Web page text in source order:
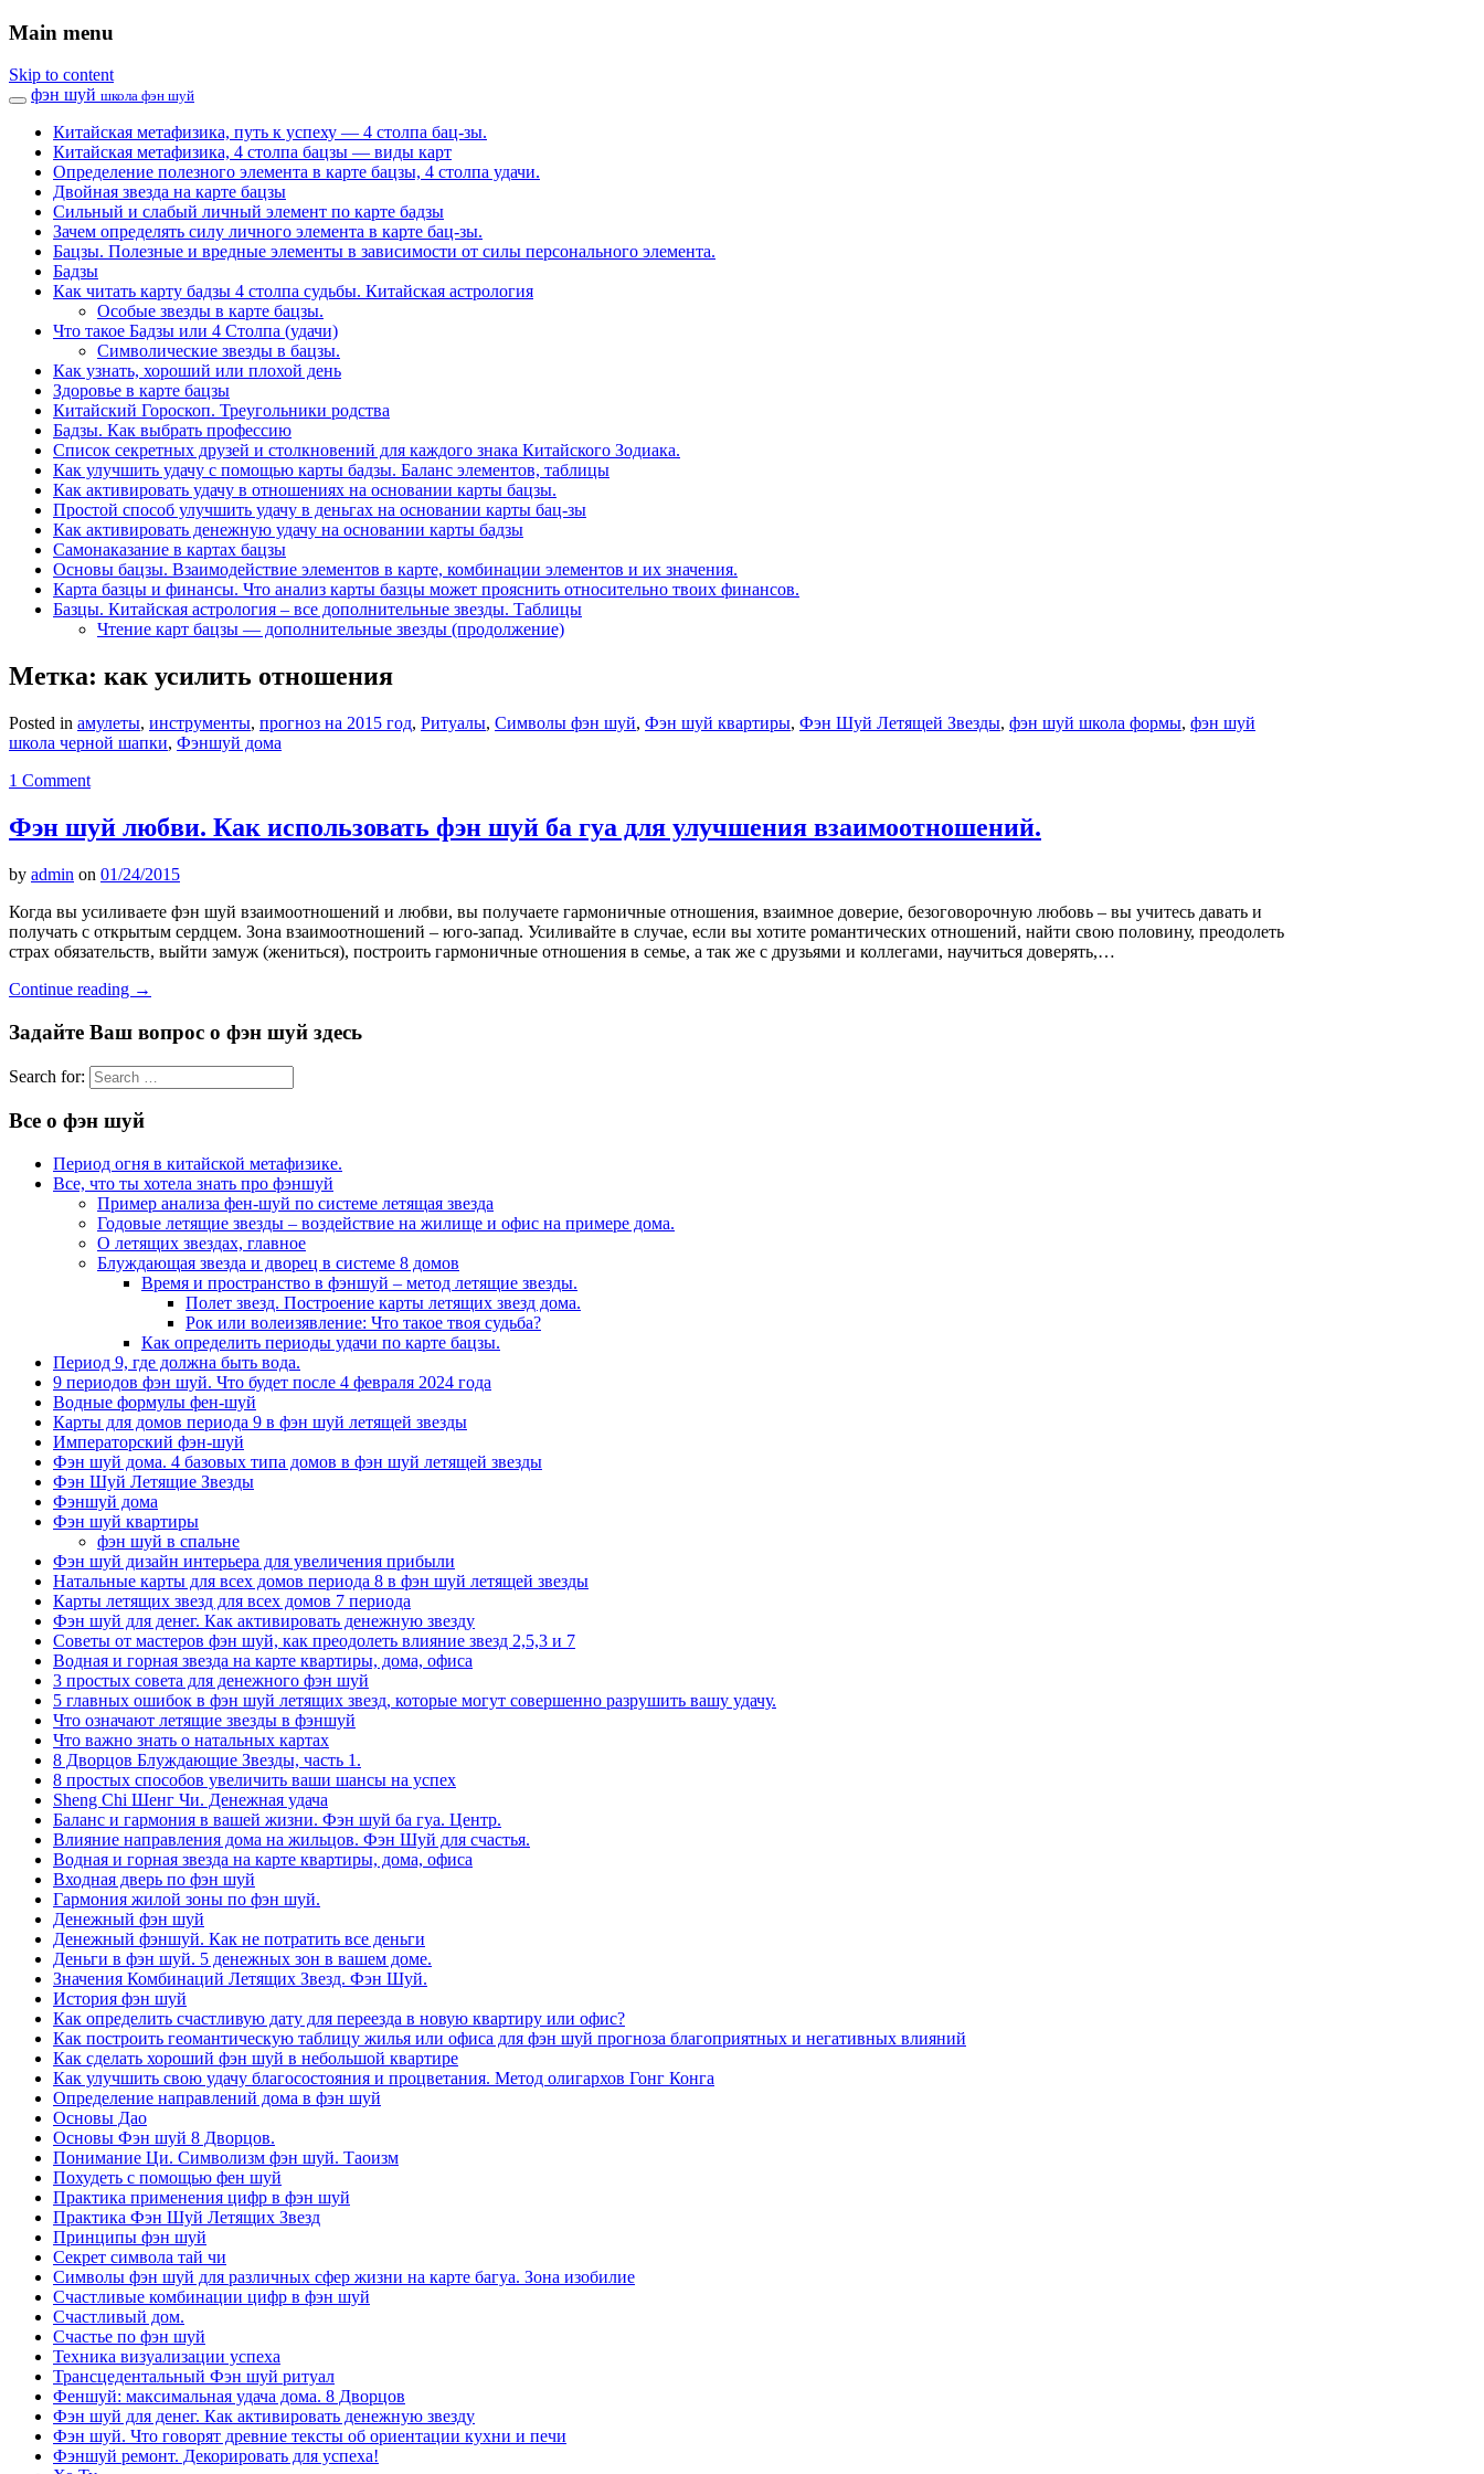
Main menu
Skip to content
фэн шуй школа фэн шуй
Китайская метафизика, путь к успеху — 4 столпа бац-зы.
Китайская метафизика, 4 столпа бацзы — виды карт
Определение полезного элемента в карте бацзы, 4 столпа удачи.
Двойная звезда на карте бацзы
Сильный и слабый личный элемент по карте бадзы
Зачем определять силу личного элемента в карте бац-зы.
Бацзы. Полезные и вредные элементы в зависимости от силы персонального элемента.
Бадзы
Как читать карту бадзы 4 столпа судьбы. Китайская астрология
Особые звезды в карте бацзы.
Что такое Бадзы или 4 Столпа (удачи)
Символические звезды в бацзы.
Как узнать, хороший или плохой день
Здоровье в карте бацзы
Китайский Гороскоп. Треугольники родства
Бадзы. Как выбрать профессию
Список секретных друзей и cтолкновений для каждого знака Китайского Зодиака.
Как улучшить удачу с помощью карты бадзы. Баланс элементов, таблицы
Как активировать удачу в отношениях на основании карты бацзы.
Простой способ улучшить удачу в деньгах на основании карты бац-зы
Как активировать денежную удачу на основании карты бадзы
Самонаказание в картах бацзы
Основы бацзы. Взаимодействие элементов в карте, комбинации элементов и их значения.
Карта базцы и финансы. Что анализ карты базцы может прояснить относительно твоих финансов.
Базцы. Китайская астрология – все дополнительные звезды. Таблицы
Чтение карт бацзы — дополнительные звезды (продолжение)
Метка: как усилить отношения
Posted in амулеты, инструменты, прогноз на 2015 год, Ритуалы, Символы фэн шуй, Фэн шуй квартиры, Фэн Шуй Летящей Звезды, фэн шуй школа формы, фэн шуй
школа черной шапки, Фэншуй дома
1 Comment
Фэн шуй любви. Как использовать фэн шуй ба гуа для улучшения взаимоотношений.
by admin on 01/24/2015
Когда вы усиливаете фэн шуй взаимоотношений и любви, вы получаете гармоничные отношения, взаимное доверие, безоговорочную любовь – вы учитесь давать и
получать с открытым сердцем. Зона взаимоотношений – юго-запад. Усиливайте в случае, если вы хотите романтических отношений, найти свою половину, преодолеть
страх обязательств, выйти замуж (жениться), построить гармоничные отношения в семье, а так же с друзьями и коллегами, научиться доверять,…
Continue reading →
Задайте Ваш вопрос о фэн шуй здесь
Search for:
Все о фэн шуй
Период огня в китайской метафизике.
Все, что ты хотела знать про фэншуй
Пример анализа фен-шуй по системе летящая звезда
Годовые летящие звезды – воздействие на жилище и офис на примере дома.
О летящих звездах, главное
Блуждающая звезда и дворец в системе 8 домов
Время и пространство в фэншуй – метод летящие звезды.
Полет звезд. Построение карты летящих звезд дома.
Рок или волеизявление: Что такое твоя судьба?
Как определить периоды удачи по карте бацзы.
Период 9, где должна быть вода.
9 периодов фэн шуй. Что будет после 4 февраля 2024 года
Водные формулы фен-шуй
Карты для домов периода 9 в фэн шуй летящей звезды
Императорский фэн-шуй
Фэн шуй дома. 4 базовых типа домов в фэн шуй летящей звезды
Фэн Шуй Летящие Звезды
Фэншуй дома
Фэн шуй квартиры
фэн шуй в спальне
Фэн шуй дизайн интерьера для увеличения прибыли
Натальные карты для всех домов периода 8 в фэн шуй летящей звезды
Карты летящих звезд для всех домов 7 периода
Фэн шуй для денег. Как активировать денежную звезду
Советы от мастеров фэн шуй, как преодолеть влияние звезд 2,5,3 и 7
Водная и горная звезда на карте квартиры, дома, офиса
3 простых совета для денежного фэн шуй
5 главных ошибок в фэн шуй летящих звезд, которые могут совершенно разрушить вашу удачу.
Что означают летящие звезды в фэншуй
Что важно знать о натальных картах
8 Дворцов Блуждающие Звезды, часть 1.
8 простых способов увеличить ваши шансы на успех
Sheng Chi Шенг Чи. Денежная удача
Баланс и гармония в вашей жизни. Фэн шуй ба гуа. Центр.
Влияние направления дома на жильцов. Фэн Шуй для счастья.
Водная и горная звезда на карте квартиры, дома, офиса
Входная дверь по фэн шуй
Гармония жилой зоны по фэн шуй.
Денежный фэн шуй
Денежный фэншуй. Как не потратить все деньги
Деньги в фэн шуй. 5 денежных зон в вашем доме.
Значения Комбинаций Летящих Звезд. Фэн Шуй.
История фэн шуй
Как определить счастливую дату для переезда в новую квартиру или офис?
Как построить геомантическую таблицу жилья или офиса для фэн шуй прогноза благоприятных и негативных влияний
Как сделать хороший фэн шуй в небольшой квартире
Как улучшить свою удачу благосостояния и процветания. Метод олигархов Гонг Конга
Определение направлений дома в фэн шуй
Основы Дао
Основы Фэн шуй 8 Дворцов.
Понимание Ци. Символизм фэн шуй. Таоизм
Похудеть с помощью фен шуй
Практика применения цифр в фэн шуй
Практика Фэн Шуй Летящих Звезд
Принципы фэн шуй
Секрет символа тай чи
Символы фэн шуй для различных сфер жизни на карте багуа. Зона изобилие
Счастливые комбинации цифр в фэн шуй
Счастливый дом.
Счастье по фэн шуй
Техника визуализации успеха
Трансцедентальный Фэн шуй ритуал
Феншуй: максимальная удача дома. 8 Дворцов
Фэн шуй для денег. Как активировать денежную звезду
Фэн шуй. Что говорят древние тексты об ориентации кухни и печи
Фэншуй ремонт. Декорировать для успеха!